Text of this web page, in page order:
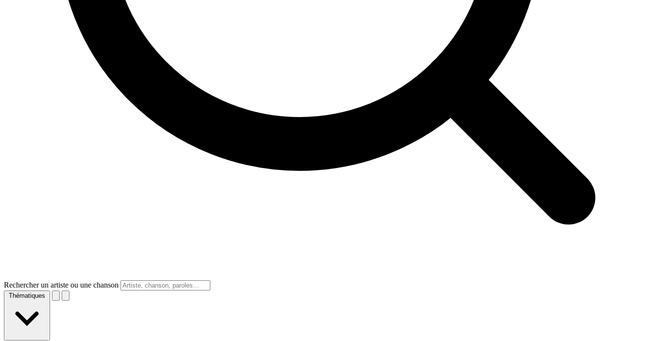
Rechercher un artiste ou une chanson
Thématiques